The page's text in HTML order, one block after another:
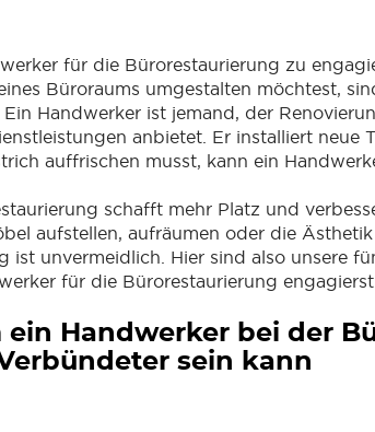
für die Bürorestaurierung zu
Büroraums umgestalten möchtest,
Ein Handwerker ist jemand, der
anbietet. Er installiert neue
auffrischen musst, kann ein
schafft mehr Platz und
aufstellen, aufräumen oder die
ist unvermeidlich. Hier sind also unsere
für die Bürorestaurierung engagierst.
ein Handwerker bei der
sein kann